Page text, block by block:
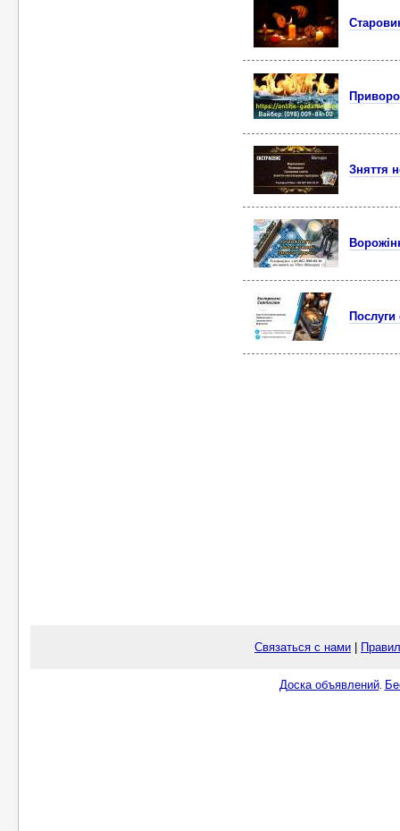
Зняття
Послуги
Связаться с нами
Доска объявлений.